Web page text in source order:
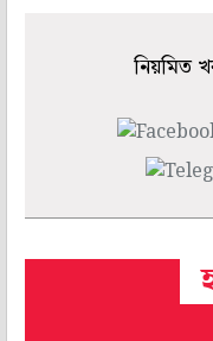
নিয়মিত